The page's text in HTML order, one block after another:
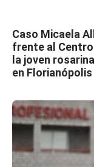
Caso Micaela
frente al
la joven
en Florianópolis